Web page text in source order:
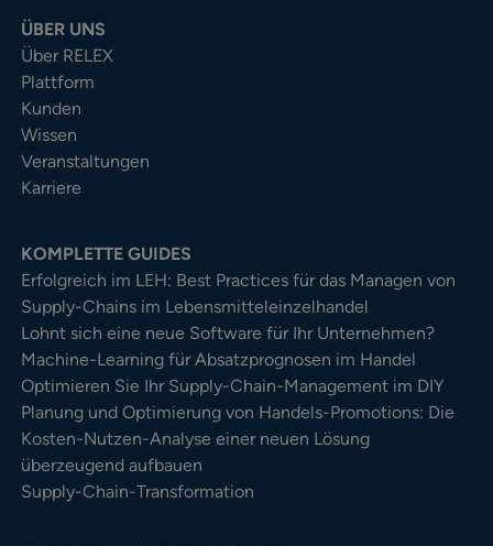
ÜBER UNS
Über RELEX
Plattform
Kunden
Wissen
Veranstaltungen
Karriere
KOMPLETTE GUIDES
Erfolgreich im LEH: Best Practices für das Managen von
Supply-Chains im Lebensmitteleinzelhandel
Lohnt sich eine neue Software für Ihr Unternehmen?
Machine-Learning für Absatzprognosen im Handel
Optimieren Sie Ihr Supply-Chain-Management im DIY
Planung und Optimierung von Handels-Promotions: Die
Kosten-Nutzen-Analyse einer neuen Lösung
überzeugend aufbauen
Supply-Chain-Transformation